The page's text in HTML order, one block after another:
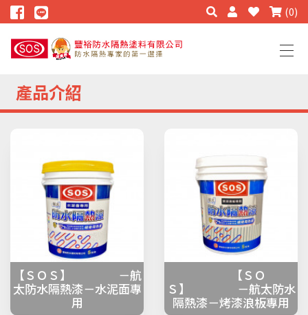
(0)
產品介紹
【ＳＯＳ】 －航
太防水隔熱漆－水泥面專
用
【ＳＯ
Ｓ】 －航太防水
隔熱漆－烤漆浪板專用